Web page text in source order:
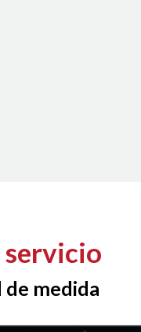
medida